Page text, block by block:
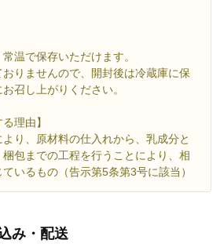
温で保存いただけます。
りませんので、開封後は冷蔵庫に保
召し上がりください。
理由】
り、原材料の仕入れから、乳成分と
包までの工程を行うことにより、相
いるもの（告示第5条第3号に該当）
み・配送